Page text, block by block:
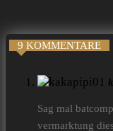
9 KOMMENTARE
Sag mal
vermarktung